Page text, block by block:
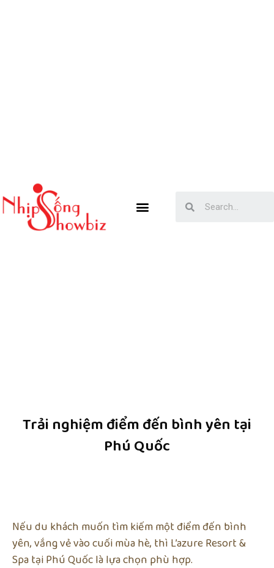
Trải nghiệm điểm đến bình yên tại
Phú Quốc
Nếu du khách muốn tìm kiếm một điểm đến bình
yên, vắng vẻ vào cuối mùa hè, thì L’azure Resort &
Spa tại Phú Quốc là lựa chọn phù hợp.